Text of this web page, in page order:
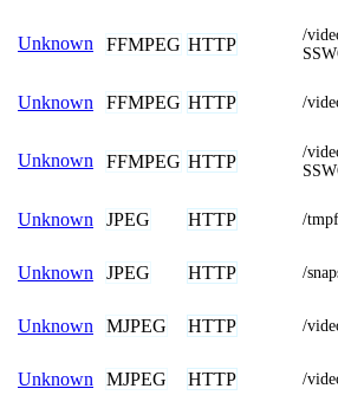
Unknown FFMPEG HTTP
/
Unknown FFMPEG HTTP /
Unknown FFMPEG HTTP
/
Unknown JPEG HTTP /
Unknown JPEG HTTP /
Unknown MJPEG HTTP /
Unknown MJPEG HTTP /